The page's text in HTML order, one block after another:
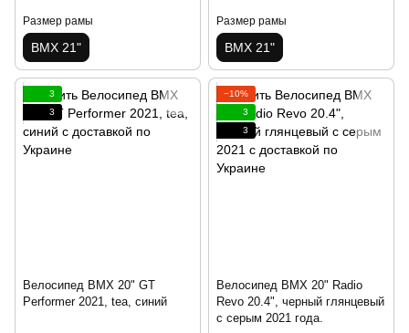
Размер рамы
BMX 21"
Размер рамы
BMX 21"
3
3
Велосипед BMX 20" GT
Performer 2021, tea, синий
−10%
3
3
Велосипед BMX 20" Radio
Revo 20.4", черный глянцевый
с серым 2021 года.